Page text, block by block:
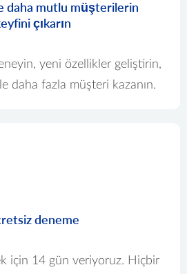
daha mutlu müşterilerin
çıkarın
yeni özellikler geliştirin,
daha fazla müşteri kazanın.
deneme
için 14 gün veriyoruz. Hiçbir